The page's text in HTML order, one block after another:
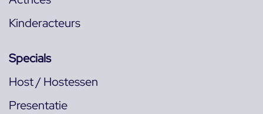
Kinderacteurs
Specials
Host / Hostessen
Presentatie